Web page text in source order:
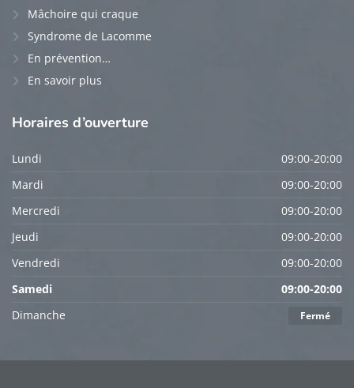
Mâchoire qui craque
Syndrome de Lacomme
En prévention…
En savoir plus
Horaires d’ouverture
Lundi
09:00-20:00
Mardi
09:00-20:00
Mercredi
09:00-20:00
Jeudi
09:00-20:00
Vendredi
09:00-20:00
Samedi
09:00-20:00
Dimanche
Fermé